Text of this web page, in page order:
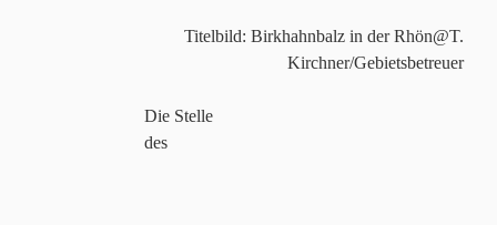
Titelbild: Birkhahnbalz in der Rhön@T.
Kirchner/Gebietsbetreuer
Die Stelle
des